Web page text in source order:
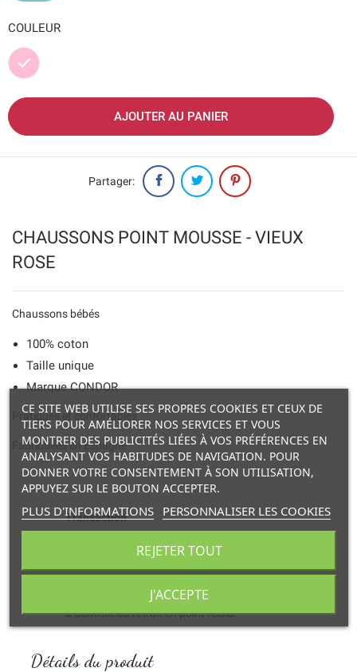
CHAUSSONS POINT MOUSSE - VIEUX
ROSE
Chaussons bébés
100% coton
Taille unique
Marque CONDOR
Pratiques et confortables
Fabriquées en Espagne
Transaction
et paiement en ligne 100% sécurisés.
à domicile ou retrait en point relais.
COULEUR
Rose
AJOUTER AU PANIER
Partager:
Détails du produit
CE SITE WEB UTILISE SES PROPRES COOKIES ET CEUX DE
TIERS POUR AMÉLIORER NOS SERVICES ET VOUS
MONTRER DES PUBLICITÉS LIÉES À VOS PRÉFÉRENCES EN
ANALYSANT VOS HABITUDES DE NAVIGATION. POUR
DONNER VOTRE CONSENTEMENT À SON UTILISATION,
APPUYEZ SUR LE BOUTON ACCEPTER.
PLUS D'INFORMATIONS PERSONNALISER LES COOKIES
REJETER TOUT
J'ACCEPTE